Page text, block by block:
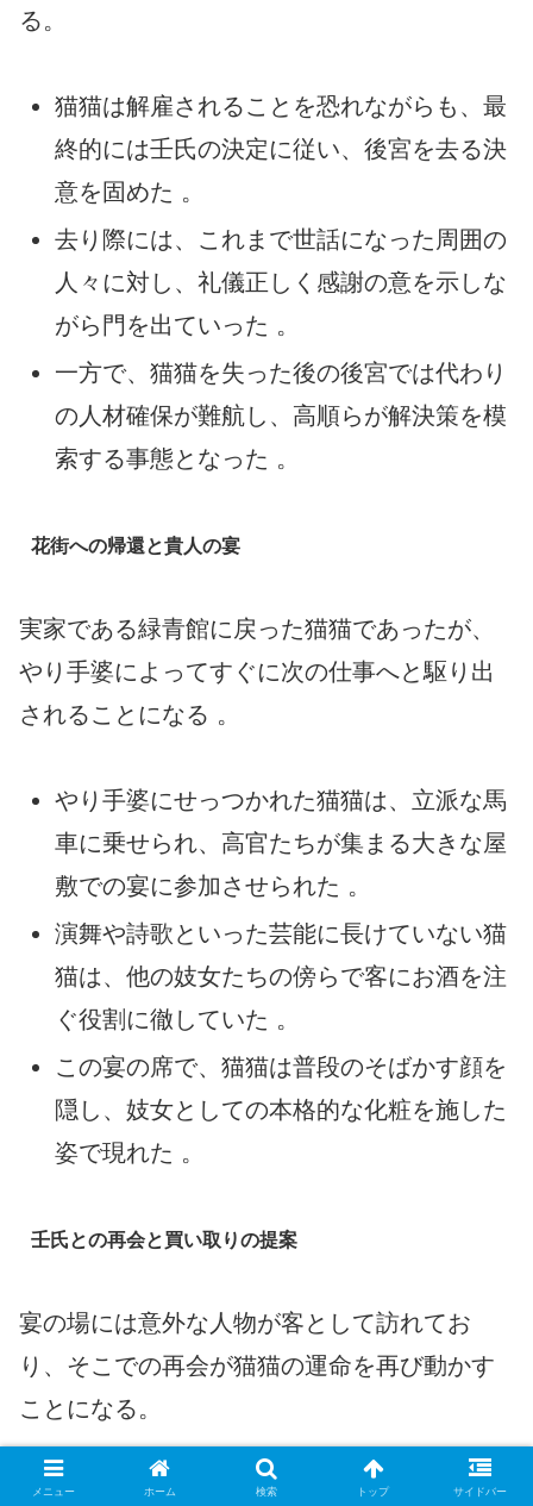
る。
猫猫は解雇されることを恐れながらも、最
終的には壬氏の決定に従い、後宮を去る決
意を固めた 。
去り際には、これまで世話になった周囲の
人々に対し、礼儀正しく感謝の意を示しな
がら門を出ていった 。
一方で、猫猫を失った後の後宮では代わり
の人材確保が難航し、高順らが解決策を模
索する事態となった 。
花街への帰還と貴人の宴
実家である緑青館に戻った猫猫であったが、
やり手婆によってすぐに次の仕事へと駆り出
されることになる 。
やり手婆にせっつかれた猫猫は、立派な馬
車に乗せられ、高官たちが集まる大きな屋
敷での宴に参加させられた 。
演舞や詩歌といった芸能に長けていない猫
猫は、他の妓女たちの傍らで客にお酒を注
ぐ役割に徹していた 。
この宴の席で、猫猫は普段のそばかす顔を
隠し、妓女としての本格的な化粧を施した
姿で現れた 。
壬氏との再会と買い取りの提案
宴の場には意外な人物が客として訪れてお
り、そこでの再会が猫猫の運命を再び動かす
ことになる。
宴の客として参加していた壬氏は、化粧に
メニュー ホーム 検索 トップ サイドバー